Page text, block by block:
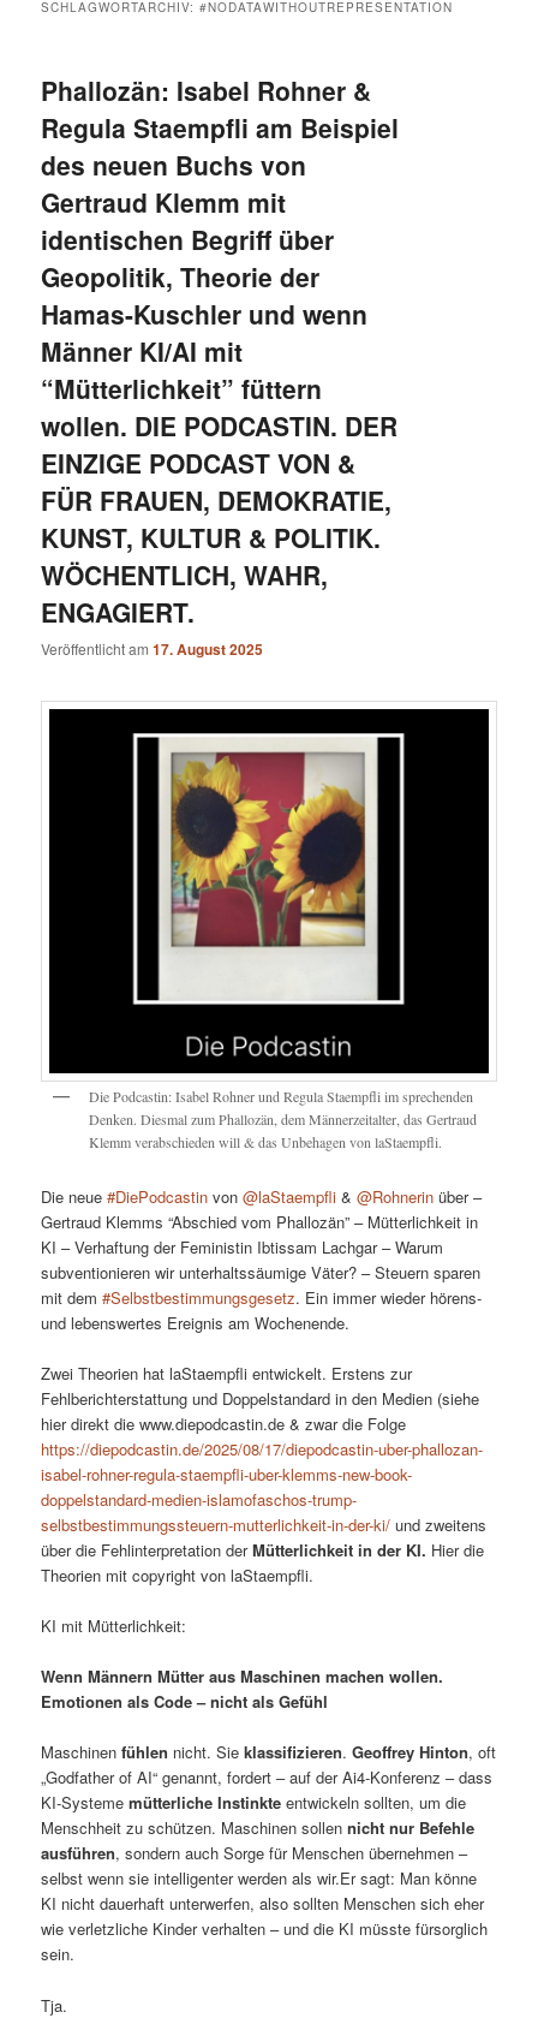
SCHLAGWORTARCHIV:#NODATAWITHOUTREPRESENTATION
Phallozän: Isabel Rohner &
Regula Staempfli am Beispiel
des neuen Buchs von
Gertraud Klemm mit
identischen Begriff über
Geopolitik, Theorie der
Hamas-Kuschler und wenn
Männer KI/AI mit
“Mütterlichkeit” füttern
wollen. DIE PODCASTIN. DER
EINZIGE PODCAST VON &
FÜR FRAUEN, DEMOKRATIE,
KUNST, KULTUR & POLITIK.
WÖCHENTLICH, WAHR,
ENGAGIERT.
Veröffentlicht am17. August 2025
Die Podcastin: Isabel Rohner und Regula Staempfli im sprechenden
Denken. Diesmal zum Phallozän, dem Männerzeitalter, das Gertraud
Klemm verabschieden will & das Unbehagen von laStaempfli.
Die neue#DiePodcastin von@laStaempfli &@Rohnerin über –
Gertraud Klemms “Abschied vom Phallozän” – Mütterlichkeit in
KI – Verhaftung der Feministin Ibtissam Lachgar – Warum
subventionieren wir unterhaltssäumige Väter? – Steuern sparen
mit dem#Selbstbestimmungsgesetz. Ein immer wieder hörens-
und lebenswertes Ereignis am Wochenende.
Zwei Theorien hat laStaempfli entwickelt. Erstens zur
Fehlberichterstattung und Doppelstandard in den Medien (siehe
hier direkt die www.diepodcastin.de & zwar die Folge
https://diepodcastin.de/2025/08/17/diepodcastin-uber-phallozan-
isabel-rohner-regula-staempfli-uber-klemms-new-book-
doppelstandard-medien-islamofaschos-trump-
selbstbestimmungssteuern-mutterlichkeit-in-der-ki/und zweitens
über die Fehlinterpretation derMütterlichkeit in der KI. Hier die
Theorien mit copyright von laStaempfli.
KI mit Mütterlichkeit:
Wenn Männern Mütter aus Maschinen machen wollen.
Emotionen als Code – nicht als Gefühl
Maschinenfühlen nicht. Sieklassifizieren.Geoffrey Hinton, oft
„Godfather of AI“ genannt, fordert – auf der Ai4-Konferenz – dass
KI-Systememütterliche Instinkte entwickeln sollten, um die
Menschheit zu schützen. Maschinen sollennicht nur Befehle
ausführen, sondern auch Sorge für Menschen übernehmen –
selbst wenn sie intelligenter werden als wir.Er sagt: Man könne
KI nicht dauerhaft unterwerfen, also sollten Menschen sich eher
wie verletzliche Kinder verhalten – und die KI müsste fürsorglich
sein.
Tja.